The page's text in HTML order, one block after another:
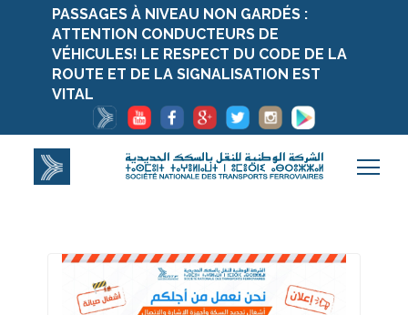
PASSAGES À NIVEAU NON GARDÉS :
ATTENTION CONDUCTEURS DE
VÉHICULES! LE RESPECT DU CODE DE LA
ROUTE ET DE LA SIGNALISATION EST
VITAL